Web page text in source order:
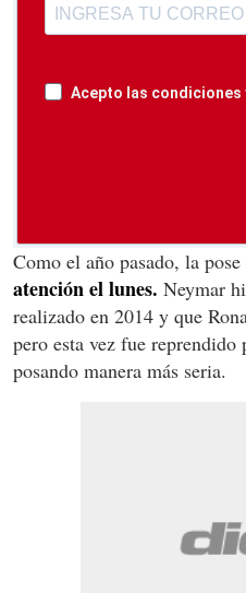
Acepto las
Como el año pasado, la pose
atención el lunes. Neymar
realizado en 2014 y que
pero esta vez fue
posando manera más seria.